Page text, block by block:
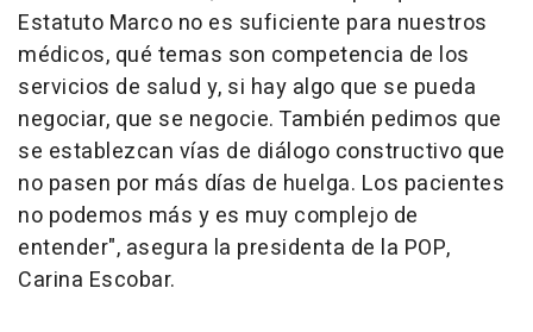
Estatuto Marco no es suficiente para nuestros
médicos, qué temas son competencia de los
servicios de salud y, si hay algo que se pueda
negociar, que se negocie. También pedimos que
se establezcan vías de diálogo constructivo que
no pasen por más días de huelga. Los pacientes
no podemos más y es muy complejo de
entender", asegura la presidenta de la POP,
Carina Escobar.